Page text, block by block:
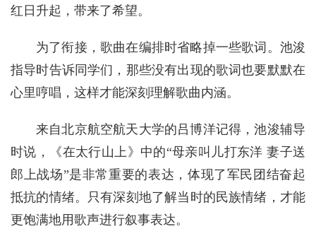
红日升起，带来了希望。
为了衔接，歌曲在编排时省略掉一些歌词。池浚
指导时告诉同学们，那些没有出现的歌词也要默默在
心里哼唱，这样才能深刻理解歌曲内涵。
来自北京航空航天大学的吕博洋记得，池浚辅导
时说，《在太行山上》中的“母亲叫儿打东洋 妻子送
郎上战场”是非常重要的表达，体现了军民团结奋起
抵抗的情绪。只有深刻地了解当时的民族情绪，才能
更饱满地用歌声进行叙事表达。